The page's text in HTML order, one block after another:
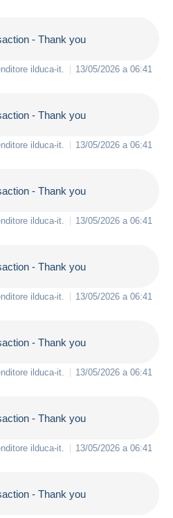
- Thank you
ilduca-it. 13/05/2026 a 06:41
- Thank you
ilduca-it. 13/05/2026 a 06:41
- Thank you
ilduca-it. 13/05/2026 a 06:41
- Thank you
ilduca-it. 13/05/2026 a 06:41
- Thank you
ilduca-it. 13/05/2026 a 06:41
- Thank you
ilduca-it. 13/05/2026 a 06:41
- Thank you